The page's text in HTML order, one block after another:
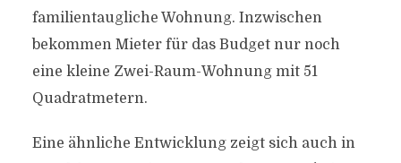
familientaugliche Wohnung. Inzwischen
bekommen Mieter für das Budget nur noch
eine kleine Zwei-Raum-Wohnung mit 51
Quadratmetern.
Eine ähnliche Entwicklung zeigt sich auch in